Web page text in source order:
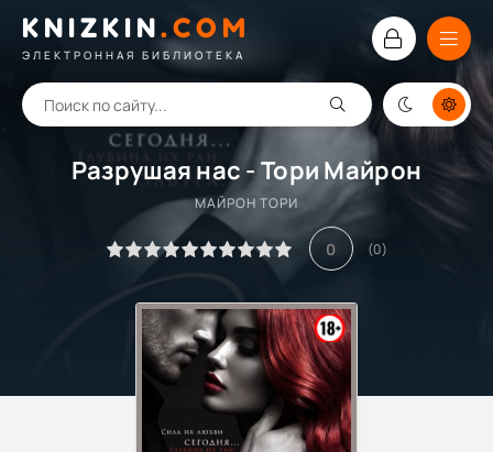
KNIZKIN. COM
ЭЛЕКТРОННАЯ БИБЛИОТЕКА
Разрушая нас - Тори Майрон
МАЙРОН ТОРИ
0 (0)